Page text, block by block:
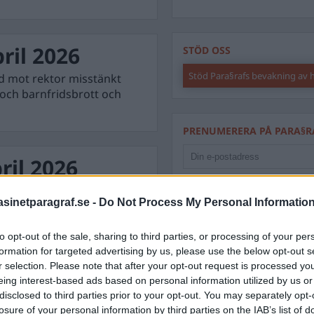
- Do Not Process My Personal Information
opt-out of the sale, sharing to third parties, or processing of your
for targeted advertising by us, please use the below opt-out
selection. Please note that after your opt-out request is processed
interest-based ads based on personal information utilized by us
to third parties prior to your opt-out. You may separately
of your personal information by third parties on the IAB’s list of
2026
mot rektor misstänkt
barnfridsbrott och
2026
efter lägenhetsbråk,
i nära relation – kvinna
2026
hittad misshandlad
STÖD OSS
Stöd Para§rafs bevakning av
PRENUMERERA PÅ
ÄMNESORD
Advokat Anders Cardell
Magnusson
CarlssonBörje R P